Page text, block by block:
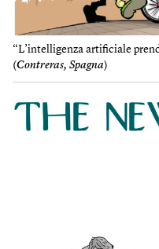
“L’intelligenza artificiale
(Contreras, Spagna)